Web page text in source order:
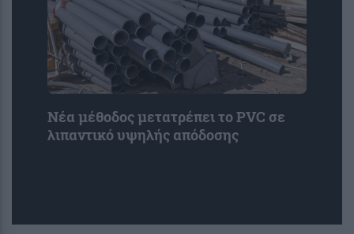
Νέα μέθοδος μετατρέπει το PVC σε
λιπαντικό υψηλής απόδοσης